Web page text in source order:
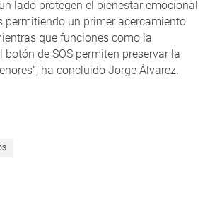
lado protegen el bienestar emocional
permitiendo un primer acercamiento
que funciones como la
de SOS permiten preservar la
ha concluido Jorge Álvarez.